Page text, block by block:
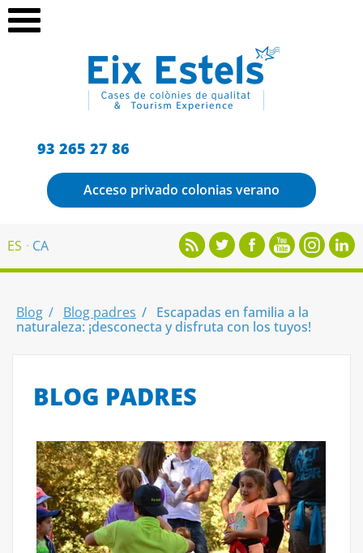
93 265 27 86
Acceso privado colonias verano
ES CA
Blog Blog padres
Escapadas en familia a la
naturaleza: ¡desconecta y disfruta con los tuyos!
BLOG PADRES